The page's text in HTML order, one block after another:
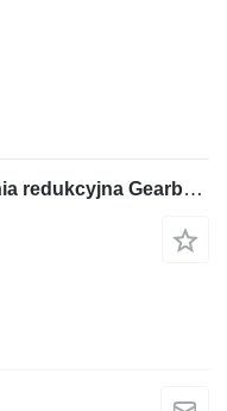
Менувач Volvo Dropbox Skrzynia redukcyjna Gearbox A25 A25C A30C A30 Dumper FL7 [NAP 2772] за зглобен дампер A25C